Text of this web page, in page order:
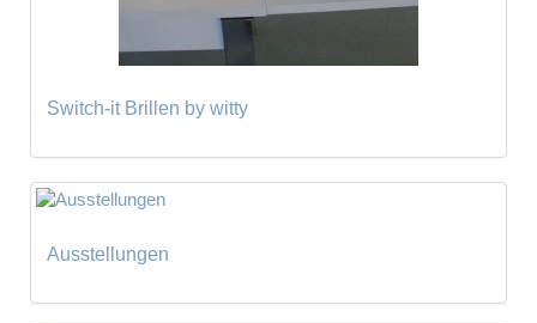
Switch-it Brillen by witty
Ausstellungen